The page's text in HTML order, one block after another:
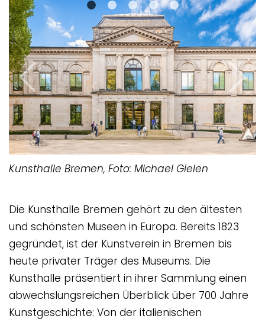
Kunsthalle Bremen, Foto: Michael Gielen
Previous Next
Die Kunsthalle Bremen gehört zu den ältesten
und schönsten Museen in Europa. Bereits 1823
gegründet, ist der Kunstverein in Bremen bis
heute privater Träger des Museums. Die
Kunsthalle präsentiert in ihrer Sammlung einen
abwechslungsreichen Überblick über 700 Jahre
Kunstgeschichte: Von der italienischen